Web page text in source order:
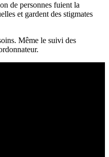
de personnes fuient la
et gardent des stigmates
Même le suivi des